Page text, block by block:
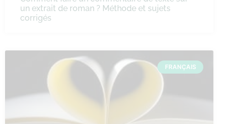
un extrait de roman ? Méthode et sujets
corrigés
FRANÇAIS